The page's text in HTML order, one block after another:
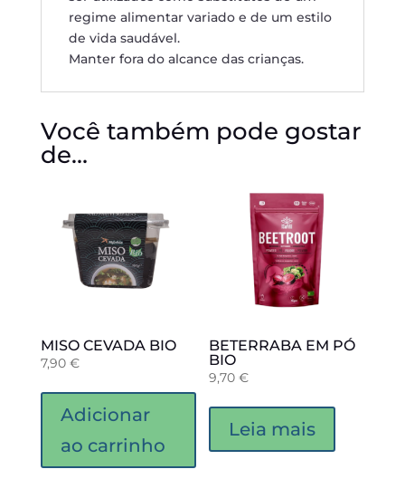
regime alimentar variado e de um estilo
de vida saudável.
Manter fora do alcance das crianças.
Você também pode gostar
de…
MISO CEVADA BIO
7,90 €
Adicionar
ao carrinho
BETERRABA EM PÓ
BIO
9,70€
Leia mais